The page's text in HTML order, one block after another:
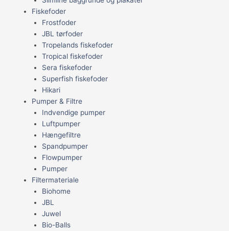
Fiskefoder
Frostfoder
JBL tørfoder
Tropelands fiskefoder
Tropical fiskefoder
Sera fiskefoder
Superfish fiskefoder
Hikari
Pumper & Filtre
Indvendige pumper
Luftpumper
Hængefiltre
Spandpumper
Flowpumper
Pumper
Filtermateriale
Biohome
JBL
Juwel
Bio-Balls